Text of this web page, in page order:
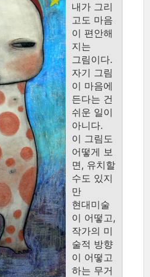
내가 그리
고도 마음
이 편안해
지는
그림이다.
자기 그림
이 마음에
든다는 건
쉬운 일이
아니다.
이 그림도
어떻게 보
면, 유치할
수도 있지
만
현대미술
이 어떻고,
작가의 미
술적 방향
이 어떻고
하는 무거